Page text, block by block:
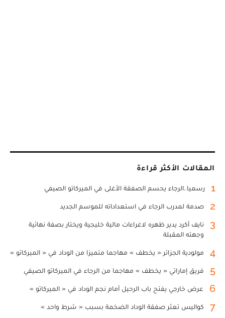
المقالات الأكثر قراءة
1 رسميا..الرجاء يحسم الصفقة الأغلى في الميركاتو الصيفي
2 صدمة لمدرب الرجاء في استعداداته للموسم الجديد
3
نايف أكرد يدير ظهره لاغراءات مالية خليجية ويختار بصفة نهائية
وجهته المقبلة
4 مولودية الجزائر « يخطف » مهاجما متميزا من الوداد في « الميركاتو »
5 فريق إماراتي « يخطف » مهاجما من الرجاء في الميركاتو الصيفي
6 عرض خارجي يفتح باب الرحيل أمام نجم الوداد في « الميركاتو »
7 كواليس تعثر صفقة الوداد الضخمة بسبب « شرط واحد »